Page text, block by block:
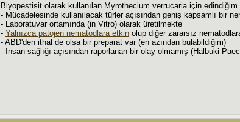
Biyopestisit olarak kullanılan Myrothecium verrucaria için
- Mücadelesinde kullanılacak türler açısından geniş kapsamlı bir
- Laboratuvar ortamında (in Vitro) olarak üretilmekte
- Yalnızca patojen nematodlara etkinolup diğer zararsız
- ABD'den ithal de olsa bir preparat var (en azından bulabildiğim)
- İnsan sağlığı açısından raporlanan bir olay olmamış (Halbuki